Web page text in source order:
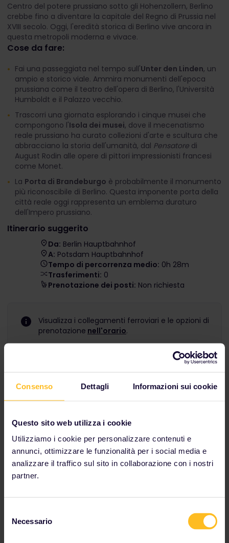
Consenso Dettagli Informazioni sui cookie
Questo sito web utilizza i cookie
Utilizziamo i cookie per personalizzare contenuti e
annunci, ottimizzare le funzionalità per i social media e
analizzare il traffico sul sito in collaborazione con i nostri
partner.
delNecessario
Centro del potere prussiano sotto gli Hohenzollern, Berlino
crebbe fino a diventare la capitale del Regno di Prussia nel
XVIII secolo. Oggi, l'eredità storica di Berlino vive ancora in
questa metropoli moderna e vivace.
Cose da fare:
Fai una passeggiata nel tempo sull'Unter den Linden, un
ampio e storico viale. Ammira monumenti dell'epoca
prussiana come il teatro dell'opera di Berlino, l'Università
Humboldt e il Palazzo vecchio.
Trascorri una giornata esplorando i cinque musei che
compongono l'Isola dei musei, dove il mecenatismo
reale prussiano ha curato collezioni d'arte e scultura che
abbracciano la storia dell'umanità, dal Pensatore di
August Rodin alle opere di pittori impressionisti francesi
come Monet.
La Porta di Brandeburgo è probabilmente il monumento
più riconoscibile di Berlino. Questa imponente porta della
città reale oggi rappresenta un emblema duraturo
dell'Impero prussiano.
Itinerario suggerito
Da: Berlin Hauptbahnhof
A: Potsdam Hauptbahnhof
Tempo di percorrenza medio: 0h 28m
Trasferimenti: 0
Prenotazione dei posti: Non richiesta
Visualizza i collegamenti ferroviari e le opzioni di
prenotazione nell'orario.